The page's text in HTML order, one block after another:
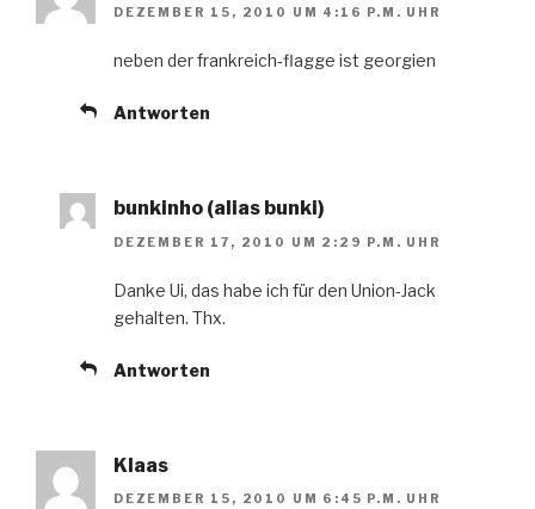
DEZEMBER 15, 2010 UM 4:16 P.M. UHR
neben der frankreich-flagge ist georgien
Antworten
bunkinho (alias bunki)
DEZEMBER 17, 2010 UM 2:29 P.M. UHR
Danke Ui, das habe ich für den Union-Jack
gehalten. Thx.
Antworten
Klaas
DEZEMBER 15, 2010 UM 6:45 P.M. UHR